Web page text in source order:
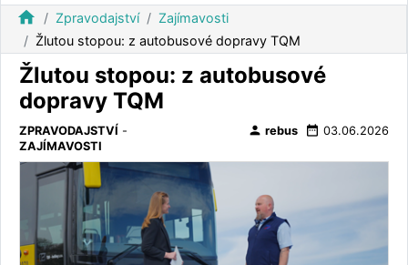
home Zpravodajství
Zajímavosti
Žlutou stopou: z autobusové dopravy TQM
Žlutou stopou: z autobusové
dopravy TQM
ZPRAVODAJSTVÍ -
ZAJÍMAVOSTI
person rebus date_range 03.06.2026